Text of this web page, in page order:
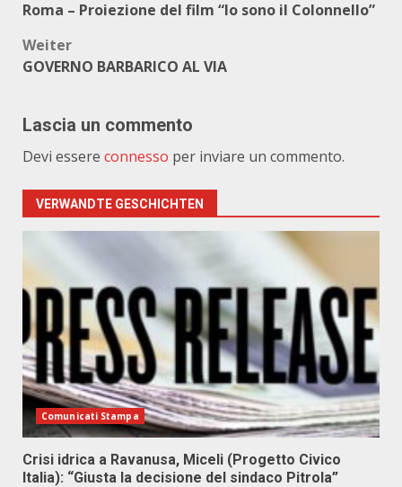
Roma – Proiezione del film “Io sono il Colonnello”
Weiter
GOVERNO BARBARICO AL VIA
Lascia un commento
Devi essere connesso per inviare un commento.
VERWANDTE GESCHICHTEN
Comunicati Stampa
Crisi idrica a Ravanusa, Miceli (Progetto Civico
Italia): “Giusta la decisione del sindaco Pitrola”